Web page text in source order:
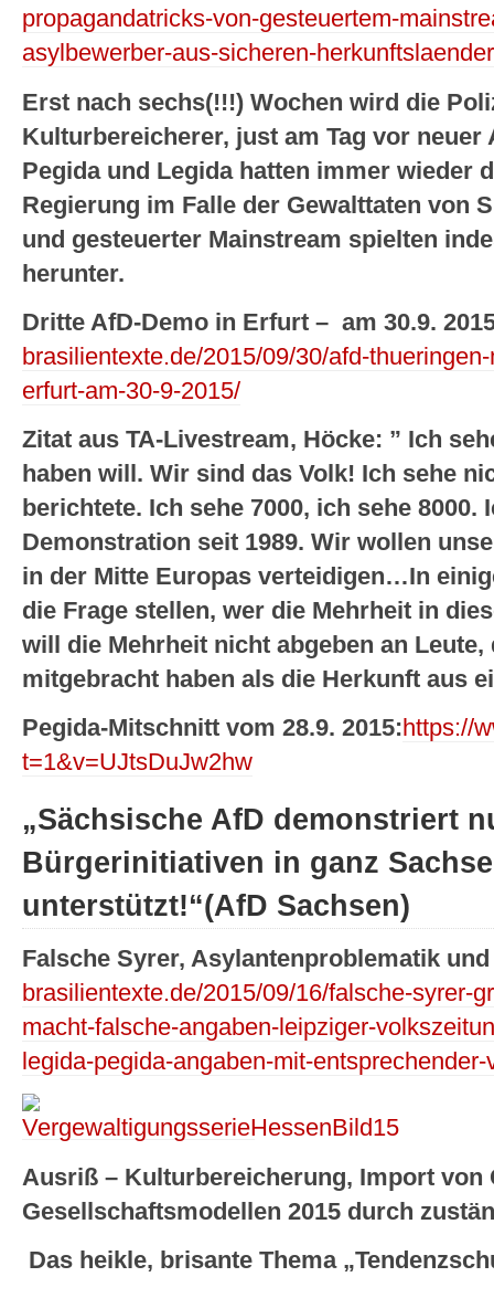
propagandatricks-von-gesteuertem-
asylbewerber-aus-sicheren-
Erst nach sechs(!!!) Wochen wird die
Kulturbereicherer, just am Tag vor
Pegida und Legida hatten immer wieder
Regierung im Falle der Gewalttaten von
und gesteuerter Mainstream spielten
herunter.
Dritte AfD-Demo in Erfurt – am 30.9.
brasilientexte.de/2015/09/30/afd-
erfurt-am-30-9-2015/
Zitat aus TA-Livestream, Höcke: ” Ich
haben will. Wir sind das Volk! Ich sehe
berichtete. Ich sehe 7000, ich sehe 8000.
Demonstration seit 1989. Wir wollen
in der Mitte Europas verteidigen…In
die Frage stellen, wer die Mehrheit in
will die Mehrheit nicht abgeben an
mitgebracht haben als die Herkunft aus
Pegida-Mitschnitt vom 28.9. 2015:https://
t=1&v=UJtsDuJw2hw
„Sächsische AfD demonstriert
Bürgerinitiativen in ganz
unterstützt!“(AfD Sachsen)
Falsche Syrer, Asylantenproblematik
brasilientexte.de/2015/09/16/falsche-syrer-
macht-falsche-angaben-leipziger-
legida-pegida-angaben-mit-
Ausriß – Kulturbereicherung, Import von
Gesellschaftsmodellen 2015 durch
Das heikle, brisante Thema